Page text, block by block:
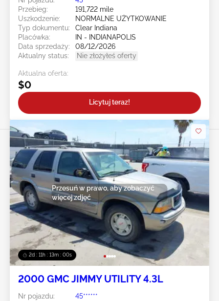
Przebieg:
191,722 mile
Uszkodzenie:
NORMALNE UŻYTKOWANIE
Typ dokumentu:
Clear Indiana
Placówka:
IN - INDIANAPOLIS
Data sprzedaży:
08/12/2026
Aktualny status:
Nie złożyłeś oferty
Aktualna oferta:
$0
Licytuj teraz!
2d : 11h : 12m : 59s
Przesuń w prawo, aby zobaczyć
więcej zdjęć
2000 GMC JIMMY UTILITY 4.3L
Nr pojazdu:
45******